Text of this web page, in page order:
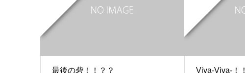
最後の砦！！？？ Viva-Viva-！！